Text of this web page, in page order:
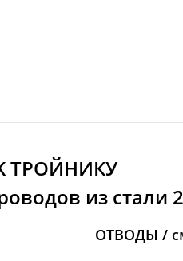
ТРОЙНИКУ
из стали
ОТВОДЫ /